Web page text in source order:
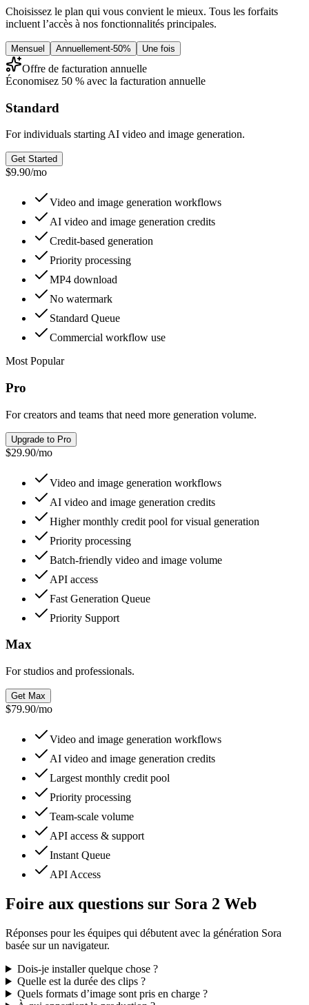
Choisissez le plan qui vous convient le mieux. Tous les forfaits
incluent l’accès à nos fonctionnalités principales.
Mensuel Annuellement-50% Une fois
Offre de facturation annuelle
Économisez 50 % avec la facturation annuelle
Standard
For individuals starting AI video and image generation.
Get Started
$9.90/mo
Video and image generation workflows
AI video and image generation credits
Credit-based generation
Priority processing
MP4 download
No watermark
Standard Queue
Commercial workflow use
Most Popular
Pro
For creators and teams that need more generation volume.
Upgrade to Pro
$29.90/mo
Video and image generation workflows
AI video and image generation credits
Higher monthly credit pool for visual generation
Priority processing
Batch-friendly video and image volume
API access
Fast Generation Queue
Priority Support
Max
For studios and professionals.
Get Max
$79.90/mo
Video and image generation workflows
AI video and image generation credits
Largest monthly credit pool
Priority processing
Team-scale volume
API access & support
Instant Queue
API Access
Foire aux questions sur Sora 2 Web
Réponses pour les équipes qui débutent avec la génération Sora
basée sur un navigateur.
Dois-je installer quelque chose ?
Quelle est la durée des clips ?
Quels formats d’image sont pris en charge ?